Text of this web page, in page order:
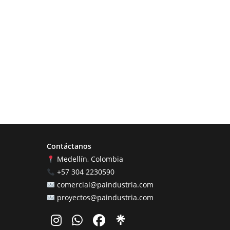
Contáctanos
Medellín, Colombia
+57 304 2230590
comercial@paindustria.com
proyectos@paindustria.com